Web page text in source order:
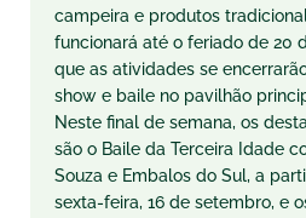
campeira e produtos
funcionará até o feriado de 20
que as atividades se
show e baile no pavilhão
Neste final de semana, os
são o Baile da Terceira Idade
Souza e Embalos do Sul, a
sexta-feira, 16 de setembro, e